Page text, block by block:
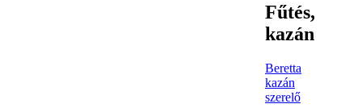
Fűtés,
kazán
Beretta
kazán
szerelő